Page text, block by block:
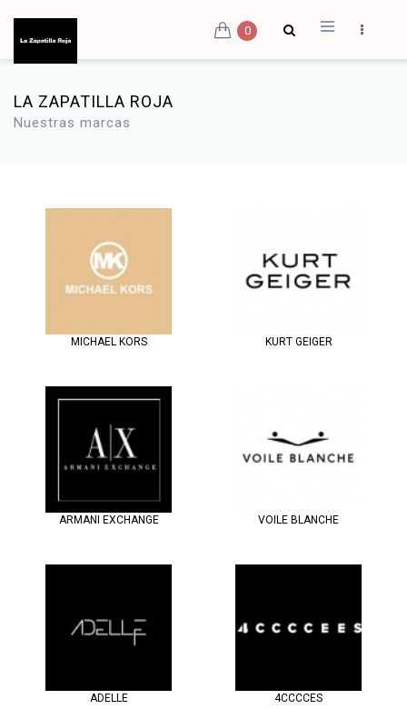
0
LA ZAPATILLA ROJA
Nuestras marcas
MICHAEL KORS KURT GEIGER
ARMANI EXCHANGE VOILE BLANCHE
ADELLE 4CCCCES